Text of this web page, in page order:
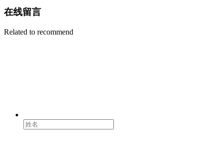
在线留言
Related to recommend